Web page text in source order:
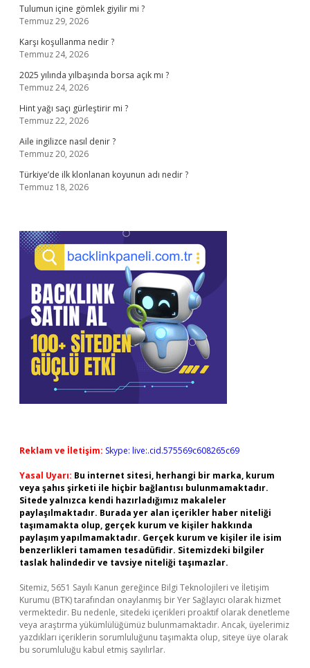
Tulumun içine gömlek giyilir mi ?
Temmuz 29, 2026
Karşı koşullanma nedir ?
Temmuz 24, 2026
2025 yılında yılbaşında borsa açık mı ?
Temmuz 24, 2026
Hint yağı saçı gürleştirir mi ?
Temmuz 22, 2026
Aile ingilizce nasıl denir ?
Temmuz 20, 2026
Türkiye’de ilk klonlanan koyunun adı nedir ?
Temmuz 18, 2026
Reklam ve İletişim: Skype: live:.cid.575569c608265c69
Yasal Uyarı: Bu internet sitesi, herhangi bir marka, kurum
veya şahıs şirketi ile hiçbir bağlantısı bulunmamaktadır.
Sitede yalnızca kendi hazırladığımız makaleler
paylaşılmaktadır. Burada yer alan içerikler haber niteliği
taşımamakta olup, gerçek kurum ve kişiler hakkında
paylaşım yapılmamaktadır. Gerçek kurum ve kişiler ile isim
benzerlikleri tamamen tesadüfidir. Sitemizdeki bilgiler
taslak halindedir ve tavsiye niteliği taşımazlar.
Sitemiz, 5651 Sayılı Kanun gereğince Bilgi Teknolojileri ve İletişim
Kurumu (BTK) tarafından onaylanmış bir Yer Sağlayıcı olarak hizmet
vermektedir. Bu nedenle, sitedeki içerikleri proaktif olarak denetleme
veya araştırma yükümlülüğümüz bulunmamaktadır. Ancak, üyelerimiz
yazdıkları içeriklerin sorumluluğunu taşımakta olup, siteye üye olarak
bu sorumluluğu kabul etmiş sayılırlar.